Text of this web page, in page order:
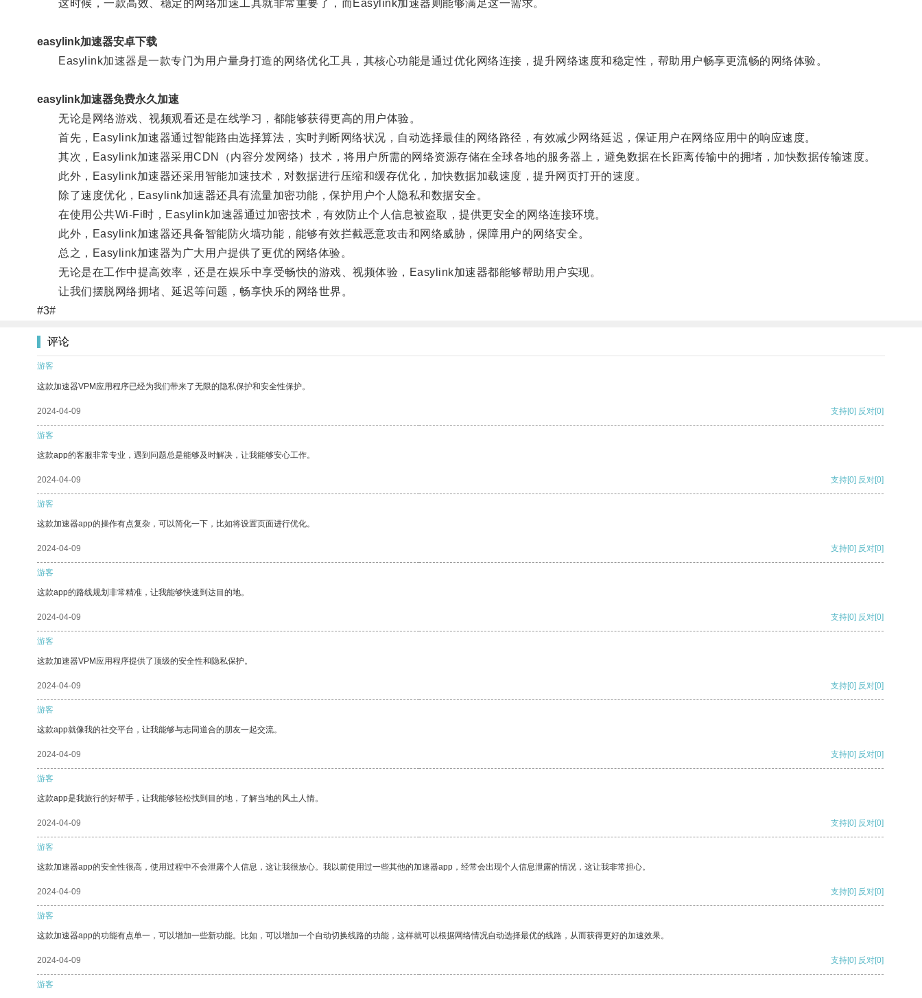
这时候，一款高效、稳定的网络加速工具就非常重要了，而Easylink加速器则能够满足这一需求。
easylink加速器安卓下载
Easylink加速器是一款专门为用户量身打造的网络优化工具，其核心功能是通过优化网络连接，提升网络速度和稳定性，帮助用户畅享更流畅的网络体验。
easylink加速器免费永久加速
无论是网络游戏、视频观看还是在线学习，都能够获得更高的用户体验。
首先，Easylink加速器通过智能路由选择算法，实时判断网络状况，自动选择最佳的网络路径，有效减少网络延迟，保证用户在网络应用中的响应速度。
其次，Easylink加速器采用CDN（内容分发网络）技术，将用户所需的网络资源存储在全球各地的服务器上，避免数据在长距离传输中的拥堵，加快数据传输速度。
此外，Easylink加速器还采用智能加速技术，对数据进行压缩和缓存优化，加快数据加载速度，提升网页打开的速度。
除了速度优化，Easylink加速器还具有流量加密功能，保护用户个人隐私和数据安全。
在使用公共Wi-Fi时，Easylink加速器通过加密技术，有效防止个人信息被盗取，提供更安全的网络连接环境。
此外，Easylink加速器还具备智能防火墙功能，能够有效拦截恶意攻击和网络威胁，保障用户的网络安全。
总之，Easylink加速器为广大用户提供了更优的网络体验。
无论是在工作中提高效率，还是在娱乐中享受畅快的游戏、视频体验，Easylink加速器都能够帮助用户实现。
让我们摆脱网络拥堵、延迟等问题，畅享快乐的网络世界。
#3#
评论
游客
这款加速器VPM应用程序已经为我们带来了无限的隐私保护和安全性保护。
2024-04-09 支持[0] 反对[0]
游客
这款app的客服非常专业，遇到问题总是能够及时解决，让我能够安心工作。
2024-04-09 支持[0] 反对[0]
游客
这款加速器app的操作有点复杂，可以简化一下，比如将设置页面进行优化。
2024-04-09 支持[0] 反对[0]
游客
这款app的路线规划非常精准，让我能够快速到达目的地。
2024-04-09 支持[0] 反对[0]
游客
这款加速器VPM应用程序提供了顶级的安全性和隐私保护。
2024-04-09 支持[0] 反对[0]
游客
这款app就像我的社交平台，让我能够与志同道合的朋友一起交流。
2024-04-09 支持[0] 反对[0]
游客
这款app是我旅行的好帮手，让我能够轻松找到目的地，了解当地的风土人情。
2024-04-09 支持[0] 反对[0]
游客
这款加速器app的安全性很高，使用过程中不会泄露个人信息，这让我很放心。我以前使用过一些其他的加速器app，经常会出现个人信息泄露的情况，这让我非常担心。
2024-04-09 支持[0] 反对[0]
游客
这款加速器app的功能有点单一，可以增加一些新功能。比如，可以增加一个自动切换线路的功能，这样就可以根据网络情况自动选择最优的线路，从而获得更好的加速效果。
2024-04-09 支持[0] 反对[0]
游客